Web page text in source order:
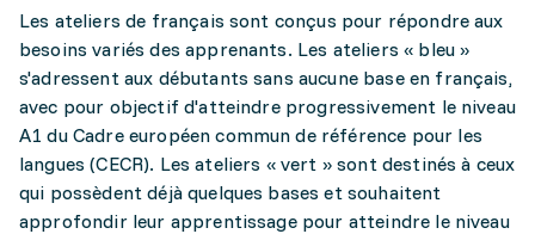
Les ateliers de français sont conçus pour répondre aux
besoins variés des apprenants. Les ateliers « bleu »
s'adressent aux débutants sans aucune base en français,
avec pour objectif d'atteindre progressivement le niveau
A1 du Cadre européen commun de référence pour les
langues (CECR). Les ateliers « vert » sont destinés à ceux
qui possèdent déjà quelques bases et souhaitent
approfondir leur apprentissage pour atteindre le niveau